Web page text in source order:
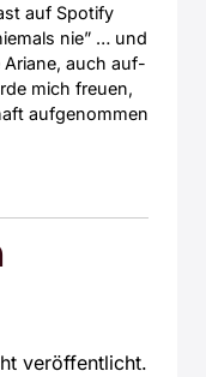
auf Spo­ti­fy
nie” … und
Aria­ne, auch auf­
mich freu­en,
auf­ge­nom­men
veröffentlicht.